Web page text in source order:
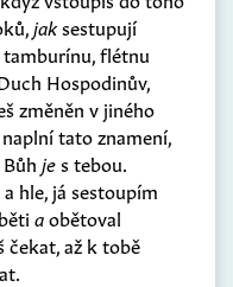
jaksestupují
flétnu
Hospodinův,
změněn v jiného
tato znamení,
jes tebou.
hle, já sestoupím
aobětoval
čekat, až k tobě